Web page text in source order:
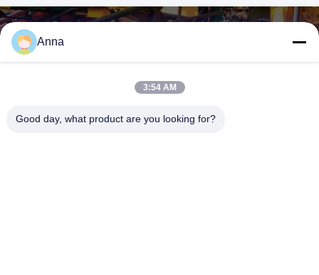
Anna
3:54 AM
Good day, what product are you looking for?